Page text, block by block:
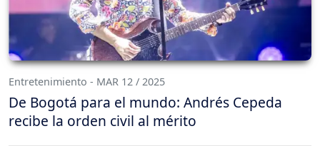
Entretenimiento - MAR 12 / 2025
De Bogotá para el mundo: Andrés Cepeda
recibe la orden civil al mérito